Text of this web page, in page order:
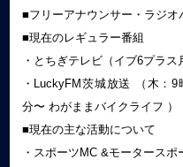
■フリーアナウンサー・ラジオ
■現在のレギュラー番組
・とちぎテレビ（イブ6プラス
・LuckyFM茨城放送 （木：
分〜 わがままバイクライフ ）
■現在の主な活動について
・スポーツMC &モータースポ